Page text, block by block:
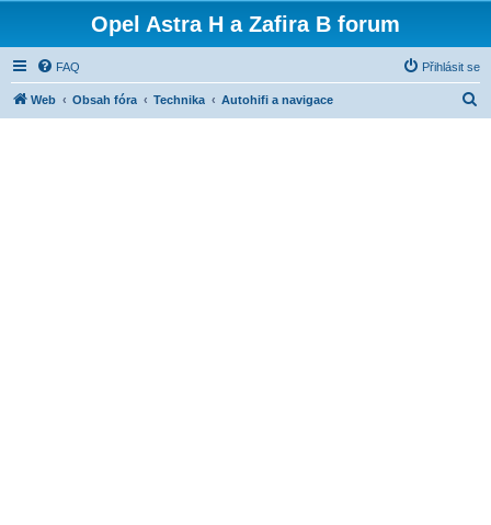
Opel Astra H a Zafira B forum
FAQ Přihlásit se
Web Obsah fóra Technika Autohifi a navigace